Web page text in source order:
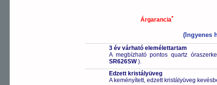
Árgarancia*
(Ingyenes
3 év várható elemélettartam
A megbízható pontos quartz
SR626SW).
Edzett kristályüveg
A keményített, edzett kristályüveg